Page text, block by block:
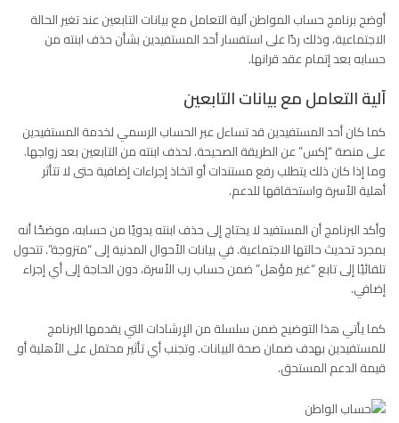
أوضح برنامجحساب المواطنآلية التعامل مع بيانات التابعين عند تغير الحالة
الاجتماعية، وذلك ردًا على استفسار أحد المستفيدين بشأن حذف ابنته من
حسابه بعد إتمام عقد قرانها.
آلية التعامل مع بيانات التابعين
كما كان أحد المستفيدين قد تساءل عبر الحساب الرسمي لخدمة المستفيدين
على منصة “إكس” عن الطريقة الصحيحة. لحذف ابنته من التابعين بعد زواجها.
وما إذا كان ذلك يتطلب رفع مستندات أو اتخاذ إجراءات إضافية حتى لا تتأثر
أهلية الأسرة واستحقاقها للدعم.
وأكد البرنامج أن المستفيد لا يحتاج إلى حذف ابنته يدويًا من حسابه، موضحًا أنه
بمجرد تحديث حالتها الاجتماعية. في بياناتالأحوال المدنيةإلى “متزوجة”. تتحول
تلقائيًا إلى تابع “غير مؤهل” ضمن حساب رب الأسرة، دون الحاجة إلى أي إجراء
إضافي.
كما يأتي هذا التوضيح ضمن سلسلة من الإرشادات التي يقدمها البرنامج
للمستفيدين بهدف ضمان صحة البيانات. وتجنب أي تأثير محتمل على الأهلية أو
قيمة الدعم المستحق.